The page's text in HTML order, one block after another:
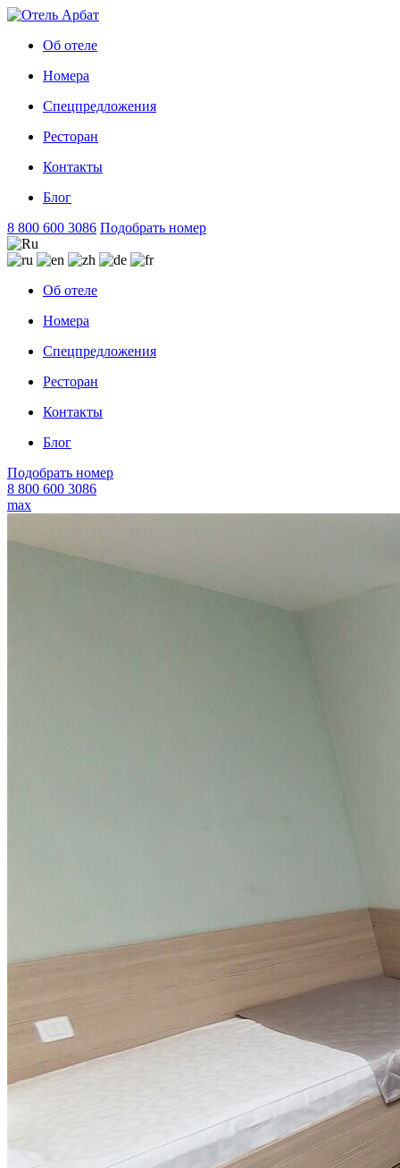
Об отеле
Номера
Спецпредложения
Ресторан
Контакты
Блог
8 800 600 3086 Подобрать номер
Об отеле
Номера
Спецпредложения
Ресторан
Контакты
Блог
Подобрать номер
8 800 600 3086
max